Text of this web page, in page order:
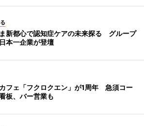
新都心で認知症ケアの未来探る グループ
本一企業が登壇
フェ「フクロクエン」が1周年 急須コー
板、バー営業も